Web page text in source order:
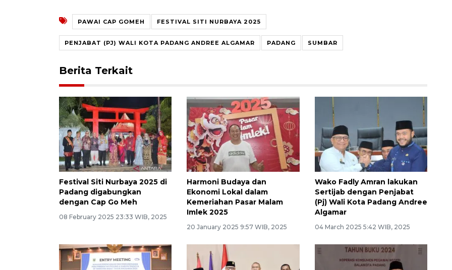
PAWAI CAP GOMEH FESTIVAL SITI NURBAYA 2025
PENJABAT (PJ) WALI KOTA PADANG ANDREE ALGAMAR PADANG SUMBAR
Berita Terkait
Festival Siti Nurbaya 2025 di
Padang digabungkan
dengan Cap Go Meh
08 February 2025 23:33 WIB, 2025
Harmoni Budaya dan
Ekonomi Lokal dalam
Kemeriahan Pasar Malam
Imlek 2025
20 January 2025 9:57 WIB, 2025
Wako Fadly Amran lakukan
Sertijab dengan Penjabat
(Pj) Wali Kota Padang Andree
Algamar
04 March 2025 5:42 WIB, 2025